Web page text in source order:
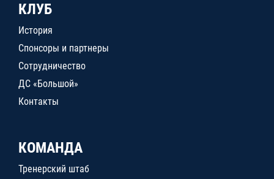
КЛУБ
История
Спонсоры и партнеры
Сотрудничество
ДС «Большой»
Контакты
КОМАНДА
Тренерский штаб